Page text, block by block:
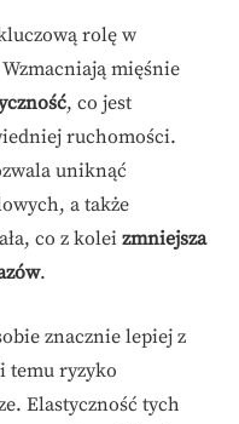
rolę w
mięśnie
, co jest
ruchomości.
uniknąć
a także
co z kolei zmniejsza
.
znacznie lepiej z
temu ryzyko
Elastyczność tych